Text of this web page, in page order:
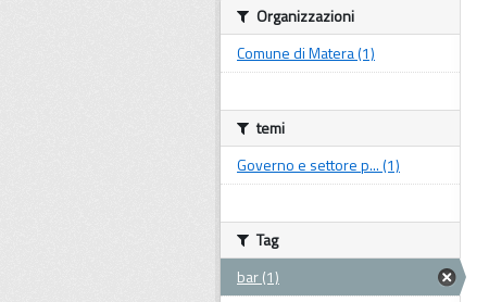
Organizzazioni
Comune di Matera (1)
temi
Governo e settore p... (1)
Tag
bar (1)